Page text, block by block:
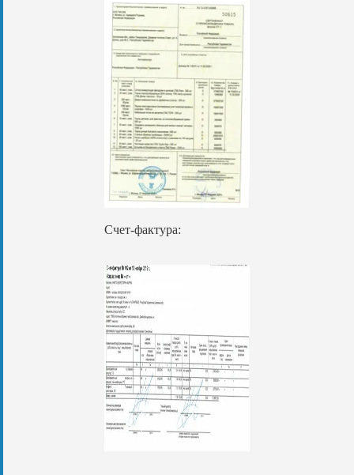
Счет-фактура: